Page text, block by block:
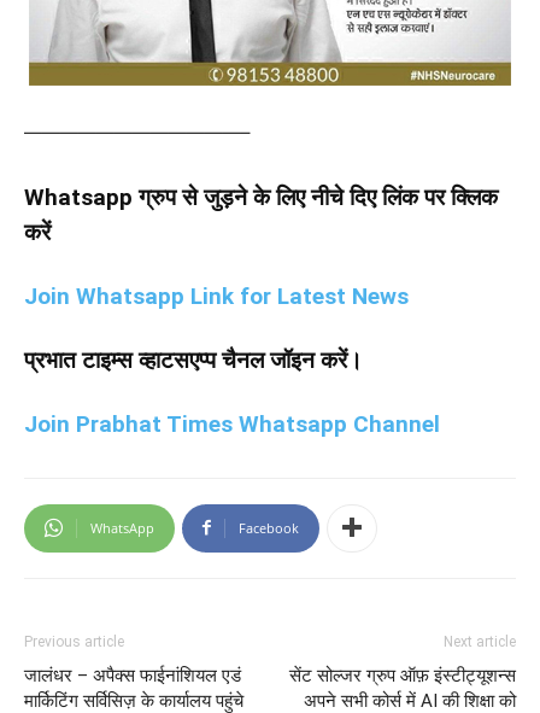
————————————–
Whatsapp ग्रुप से जुड़ने के लिए नीचे दिए लिंक पर क्लिक
करें
Join Whatsapp Link for Latest News
प्रभात टाइम्स व्हाटसएप्प चैनल जॉइन करें।
Join Prabhat Times Whatsapp Channel
WhatsApp Facebook
Previous article
जालंधर – अपैक्स फाईनांशियल एडं
मार्किटिंग सर्विसिज़ के कार्यालय पहुंचे
Next article
सेंट सोल्जर ग्रुप ऑफ़ इंस्टीट्यूशन्स
अपने सभी कोर्स में AI की शिक्षा को